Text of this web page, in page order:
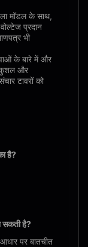
मॉडल के साथ,
प्रदान
भी
के बारे में और
कुशल और
टावरों को
है?
सकती है?
पर बातचीत